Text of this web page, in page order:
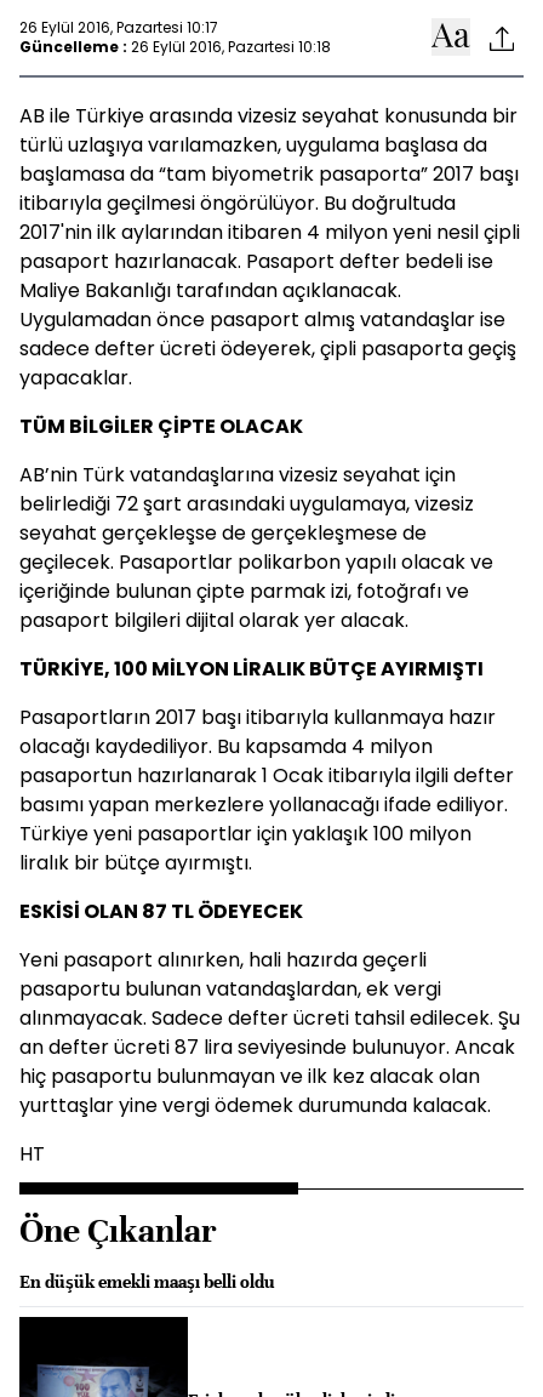
26 Eylül 2016, Pazartesi 10:17
Güncelleme : 26 Eylül 2016, Pazartesi 10:18
AB ile Türkiye arasında vizesiz seyahat konusunda bir
türlü uzlaşıya varılamazken, uygulama başlasa da
başlamasa da “tam biyometrik pasaporta” 2017 başı
itibarıyla geçilmesi öngörülüyor. Bu doğrultuda
2017'nin ilk aylarından itibaren 4 milyon yeni nesil çipli
pasaport hazırlanacak. Pasaport defter bedeli ise
Maliye Bakanlığı tarafından açıklanacak.
Uygulamadan önce pasaport almış vatandaşlar ise
sadece defter ücreti ödeyerek, çipli pasaporta geçiş
yapacaklar.
TÜM BİLGİLER ÇİPTE OLACAK
AB’nin Türk vatandaşlarına vizesiz seyahat için
belirlediği 72 şart arasındaki uygulamaya, vizesiz
seyahat gerçekleşse de gerçekleşmese de
geçilecek. Pasaportlar polikarbon yapılı olacak ve
içeriğinde bulunan çipte parmak izi, fotoğrafı ve
pasaport bilgileri dijital olarak yer alacak.
TÜRKİYE, 100 MİLYON LİRALIK BÜTÇE AYIRMIŞTI
Pasaportların 2017 başı itibarıyla kullanmaya hazır
olacağı kaydediliyor. Bu kapsamda 4 milyon
pasaportun hazırlanarak 1 Ocak itibarıyla ilgili defter
basımı yapan merkezlere yollanacağı ifade ediliyor.
Türkiye yeni pasaportlar için yaklaşık 100 milyon
liralık bir bütçe ayırmıştı.
ESKİSİ OLAN 87 TL ÖDEYECEK
Yeni pasaport alınırken, hali hazırda geçerli
pasaportu bulunan vatandaşlardan, ek vergi
alınmayacak. Sadece defter ücreti tahsil edilecek. Şu
an defter ücreti 87 lira seviyesinde bulunuyor. Ancak
hiç pasaportu bulunmayan ve ilk kez alacak olan
yurttaşlar yine vergi ödemek durumunda kalacak.
HT
Öne Çıkanlar
En düşük emekli maaşı belli oldu